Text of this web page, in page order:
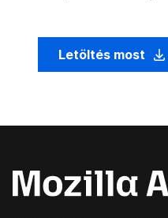
Letöltés most